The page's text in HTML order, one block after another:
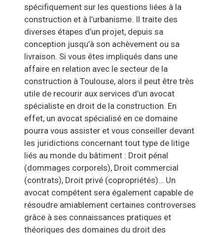
spécifiquement sur les questions liées à la
construction et à l’urbanisme. Il traite des
diverses étapes d’un projet, depuis sa
conception jusqu’à son achèvement ou sa
livraison. Si vous êtes impliqués dans une
affaire en relation avec le secteur de la
construction à Toulouse, alors il peut être très
utile de recourir aux services d’un avocat
spécialiste en droit de la construction. En
effet, un avocat spécialisé en ce domaine
pourra vous assister et vous conseiller devant
les juridictions concernant tout type de litige
liés au monde du bâtiment : Droit pénal
(dommages corporels), Droit commercial
(contrats), Droit privé (copropriétés)… Un
avocat compétent sera également capable de
résoudre amiablement certaines controverses
grâce à ses connaissances pratiques et
théoriques des domaines du droit des